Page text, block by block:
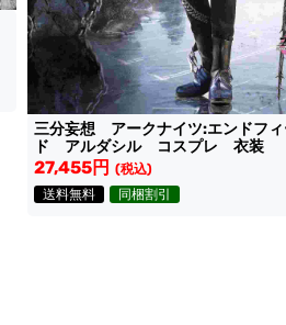
三分妄想 アークナイツ:エンドフィ
ド アルダシル コスプレ 衣装
27,455円 (税込)
送料無料
同梱割引